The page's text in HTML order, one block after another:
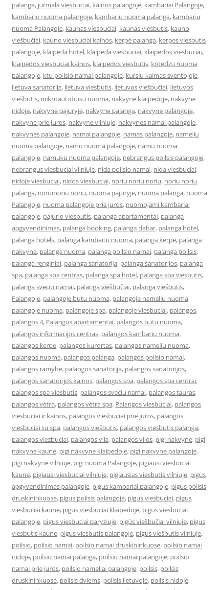
palanga, jurmala viesbuciai, kainos palangoje, kambariai Palangoje,
kambario nuoma palangoje, kambariu nuoma palanga, kambariu
nuoma Palangoje, kaunas viesbuciai, kaunas viesbutis, kauno
viešbučiai, kauno viesbuciai kainos, kerpė palanga, kerpes viesbutis
palangoje, klaipeda hotel, klaipeda viesbuciai, klaipedos viesbuciai,
klaipedos viesbuciai kainos, klaipedos viesbutis, kotedzu nuoma
palangoje, ktu poilsio namai palangoje, kursiu kaimas sventojoje,
lietuva sanatorija, lietuva viesbutis, lietuvos viešbučiai, lietuvos
viešbutis, mikroautobusu nuoma, nakvyne klaipedoje, nakvynė
nidoje, nakvyne pajuryje, nakvyne palanga, nakvyne palangoje,
nakvyne prie juros, nakvyne vilniuje, nakvynes namai palangoje,
nakvynes palangoje, namai palangoje, namas palangoje, namelių
nuoma palangoje, namo nuoma palangoje, namu nuoma
palangoje, namuku nuoma palangoje, nebrangus poilsis palangoje,
nebrangus viesbuciai vilniuje, nida poilsio namai, nida viesbuciai,
nidoje viesbuciai, nidos viesbuciai, noriu noriu noriu, noriu noriu
palanga, noriunoriu noriu, nuoma pajuryje, nuoma palanga, nuoma
Palangoje, nuoma palangoje prie juros, nuomojami kambariai
palangoje, pajurio viesbutis, palanga apartamentai, palanga
apgyvendinimas, palanga booking, palanga dabar, palanga hotel,
palanga hotels, palanga kambariu nuoma, palanga kerpe, palanga
nakvyne, palanga nuoma, palanga poilsio namai, palanga poilsis,
palanga renginiai, palanga sanatorija, palanga sanatorijos, palanga
spa, palanga spa centras, palanga spa hotel, palanga spa viesbutis,
palanga sveciu namai, palanga viešbučiai, palanga viešbutis,
Palangoje, palangoje butu nuoma, palangoje nameliu nuoma,
palangoje nuoma, palangoje spa, palangoje viesbuciai, palangos,
palangos 4, Palangos apartamentai, palangos butu nuoma,
palangos informacijos centras, palangos kambariu nuoma,
palangos kerpe, palangos kurortas, palangos nameliu nuoma,
palangos nuoma, palangos palanga, palangos poilsio namai,
palangos ramybe, palangos sanatorija, palangos sanatorijos,
palangos sanatorijos kainos, palangos spa, palangos spa centrai,
palangos spa viesbutis, palangos sveciu namai, palangos tauras,
palangos vėtra, palangos vėtra spa, Palangos viesbuciai, palangos
viesbuciai ir kainos, palangos viesbuciai prie juros, palangos
viesbuciai su spa, palangos viešbutis, palangos viesbutis palanga,
palangos viezbuciai, palangos vila, palangos vilos, pigi nakvyne, pigi
nakvyne kaune, pigi nakvyne klaipedoje, pigi nakvyne palangoje,
pigi nakvynė vilniuje, pigi nuoma Palangoje, pigiausi viesbuciai
kaune, pigiausi viesbuciai vilniuje, pigiausias viesbutis vilniuje, pigus
apgyvendinimas palangoje, pigus kambariai palangoje, pigus poilsis
druskininkuose, pigus poilsis palangoje, pigus viesbuciai, pigus
viesbuciai kaune, pigus viesbuciai klaipedoje, pigus viesbuciai
palangoje, pigus viesbuciai paryziuje, pigūs viešbučiai vilniuje, pigus
viesbutis kaune, pigus viesbutis palangoje, pigus viešbutis vilniuje,
poilsio, poilsio namai, poilsio namai druskininkuose, poilsio namai
nidoje, poilsio namai palanga, poilsio namai palangoje, poilsio
namai prie juros, poilsio nameliai palangoje, poilsis, poilsis
druskininkuose, poilsis dviems, poilsis lietuvoje, poilsis nidoje,